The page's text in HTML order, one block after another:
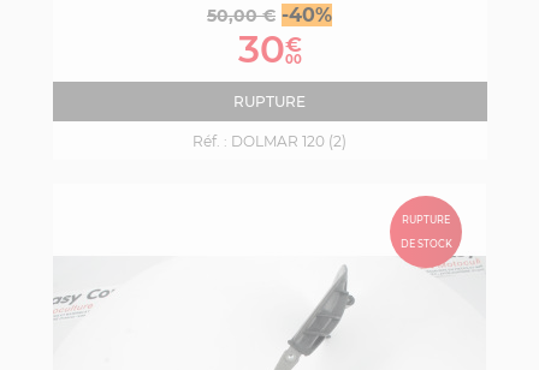
Prix
base
50,00 € -40%Prix
30€
00
RUPTURE
Réf. : DOLMAR 120 (2)
RUPTURE
DE STOCK